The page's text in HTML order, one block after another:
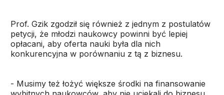
Prof. Gzik zgodził się również z jednym z postulatów
petycji, że młodzi naukowcy powinni być lepiej
opłacani, aby oferta nauki była dla nich
konkurencyjna w porównaniu z tą z biznesu.
- Musimy też łożyć większe środki na finansowanie